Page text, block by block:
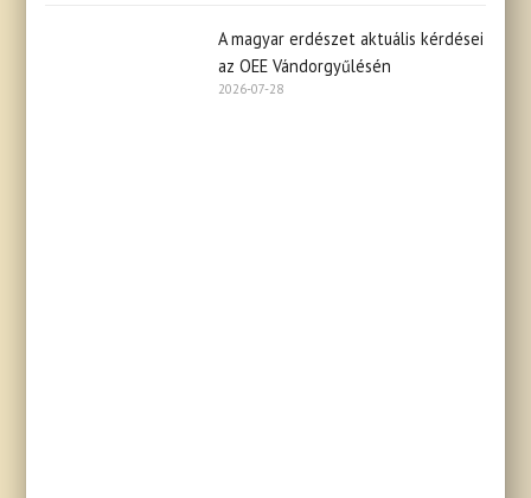
A magyar erdészet aktuális kérdései
az OEE Vándorgyűlésén
2026-07-28